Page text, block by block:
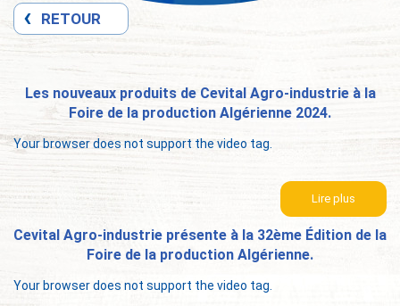
RETOUR
Les nouveaux produits de Cevital Agro-industrie à la
Foire de la production Algérienne 2024.
Your browser does not support the video tag.
Lire plus
Cevital Agro-industrie présente à la 32ème Édition de la
Foire de la production Algérienne.
Your browser does not support the video tag.